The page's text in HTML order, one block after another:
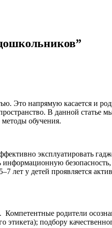
Это напрямую касается и
В данной статье
обучения.
эксплуатировать
лет у детей проявляется
родители
этикета); подбору